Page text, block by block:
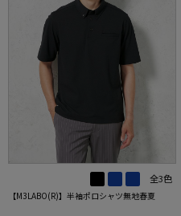
全3色
【M3LABO(R)】半袖ポロシャツ無地春夏